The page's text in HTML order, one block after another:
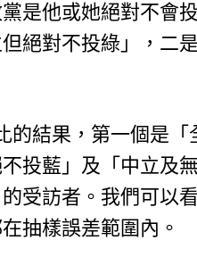
是他或她絕對不會
絕對不投綠」，二
的結果，第一個是
投藍」及「中立及
受訪者。我們可以
抽樣誤差範圍內。